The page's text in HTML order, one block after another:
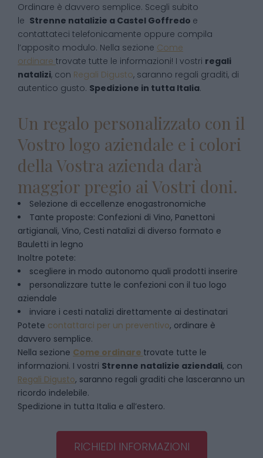
Ordinare è davvero semplice. Scegli subito
le Strenne natalizie a Castel Goffredo e
contattateci telefonicamente oppure compila
l’apposito modulo. Nella sezione Come
ordinare trovate tutte le informazioni! I vostri regali
natalizi, con Regali Digusto, saranno regali graditi, di
autentico gusto. Spedizione in tutta Italia.
Un regalo personalizzato con il
Vostro logo aziendale e i colori
della Vostra azienda darà
maggior pregio ai Vostri doni.
Selezione di eccellenze enogastronomiche
Tante proposte: Confezioni di Vino, Panettoni
artigianali, Vino, Cesti natalizi di diverso formato e
Bauletti in legno
Inoltre potete:
scegliere in modo autonomo quali prodotti inserire
personalizzare tutte le confezioni con il tuo logo
aziendale
inviare i cesti natalizi direttamente ai destinatari
Potete contattarci per un preventivo, ordinare è
davvero semplice.
Nella sezione Come ordinare trovate tutte le
informazioni. I vostri Strenne natalizie aziendali, con
Regali Digusto, saranno regali graditi che lasceranno un
ricordo indelebile.
Spedizione in tutta Italia e all’estero.
RICHIEDI INFORMAZIONI